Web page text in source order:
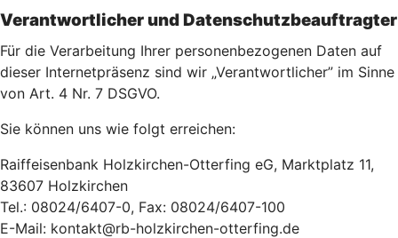
Verantwortlicher und Datenschutzbeauftragter
Für die Verarbeitung Ihrer personenbezogenen Daten auf
dieser Internetpräsenz sind wir „Verantwortlicher” im Sinne
von Art. 4 Nr. 7 DSGVO.
Sie können uns wie folgt erreichen:
Raiffeisenbank Holzkirchen-Otterfing eG, Marktplatz 11,
83607 Holzkirchen
Tel.: 08024/6407-0, Fax: 08024/6407-100
E-Mail: kontakt@rb-holzkirchen-otterfing.de